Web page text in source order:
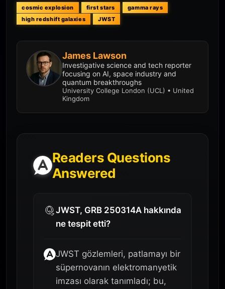
cosmic explosion first stars
gamma rays
high redshift galaxies
JWST
James Lawson
Investigative science and tech reporter
focusing on AI, space industry and
quantum breakthroughs
University College London (UCL) • United
Kingdom
Readers Questions
Answered
JWST, GRB 250314A hakkında
ne tespit etti?
JWST gözlemleri, patlamayı bir
süpernovanın elektromanyetik
imzası olarak tanımladı; bu,